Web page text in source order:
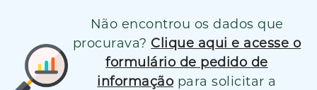
Não encontrou os dados que
procurava? Clique aqui e acesse o
formulário de pedido de
informação para solicitar a